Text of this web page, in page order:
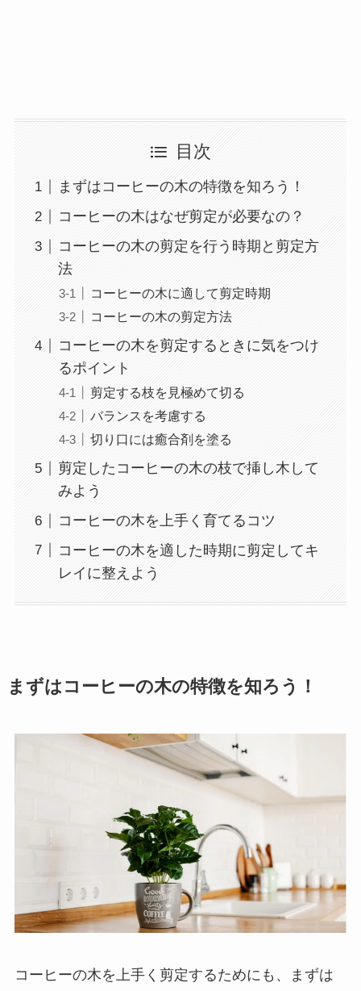
目次
まずはコーヒーの木の特徴を知ろう！
コーヒーの木はなぜ剪定が必要なの？
コーヒーの木の剪定を行う時期と剪定方
法
コーヒーの木に適して剪定時期
コーヒーの木の剪定方法
コーヒーの木を剪定するときに気をつけ
るポイント
剪定する枝を見極めて切る
バランスを考慮する
切り口には癒合剤を塗る
剪定したコーヒーの木の枝で挿し木して
みよう
コーヒーの木を上手く育てるコツ
コーヒーの木を適した時期に剪定してキ
レイに整えよう
まずはコーヒーの木の特徴を知ろう！
コーヒーの木を上手く剪定するためにも、まずは